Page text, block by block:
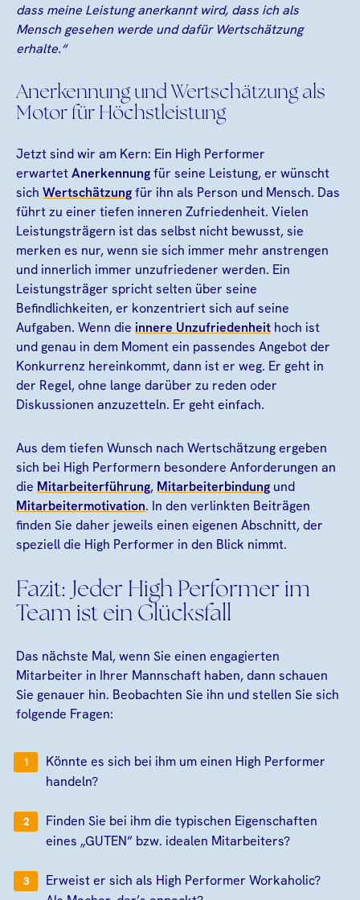
dass meine Leistung anerkannt wird, dass ich als
Mensch gesehen werde und dafür Wertschätzung
erhalte.“
Anerkennung und Wertschätzung als
Motor für Höchstleistung
Jetzt sind wir am Kern: Ein High Performer
erwartetAnerkennungfür seine Leistung, er wünscht
sich Wertschätzungfür ihn als Person und Mensch. Das
führt zu einer tiefen inneren Zufriedenheit. Vielen
Leistungsträgern ist das selbst nicht bewusst, sie
merken es nur, wenn sie sich immer mehr anstrengen
und innerlich immer unzufriedener werden. Ein
Leistungsträger spricht selten über seine
Befindlichkeiten, er konzentriert sich auf seine
Aufgaben. Wenn die innere Unzufriedenheit hoch ist
und genau in dem Moment ein passendes Angebot der
Konkurrenz hereinkommt, dann ist er weg. Er geht in
der Regel, ohne lange darüber zu reden oder
Diskussionen anzuzetteln. Er geht einfach.
Aus dem tiefen Wunsch nach Wertschätzung ergeben
sich bei High Performern besondere Anforderungen an
die Mitarbeiterführung, Mitarbeiterbindung und
Mitarbeitermotivation. In den verlinkten Beiträgen
finden Sie daher jeweils einen eigenen Abschnitt, der
speziell die High Performer in den Blick nimmt.
Fazit: Jeder High Performer im
Team ist ein Glücksfall
Das nächste Mal, wenn Sie einen engagierten
Mitarbeiter in Ihrer Mannschaft haben, dann schauen
Sie genauer hin. Beobachten Sie ihn und stellen Sie sich
folgende Fragen:
Könnte es sich bei ihm um einen High Performer
handeln?
Finden Sie bei ihm die typischen Eigenschaften
eines „GUTEN“ bzw. idealen Mitarbeiters?
Erweist er sich als High Performer Workaholic?